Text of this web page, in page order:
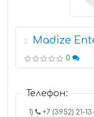
2 Madize
0
Телефон:
1)
+7 (3952)